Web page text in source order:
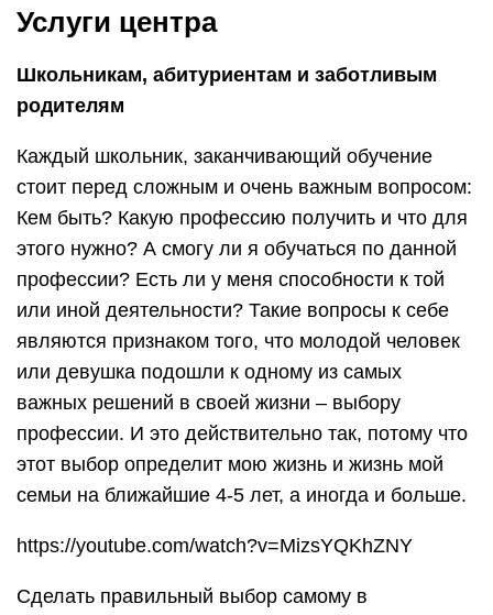
Услуги центра
Школьникам, абитуриентам и заботливым
родителям
Каждый школьник, заканчивающий обучение
стоит перед сложным и очень важным вопросом:
Кем быть? Какую профессию получить и что для
этого нужно? А смогу ли я обучаться по данной
профессии? Есть ли у меня способности к той
или иной деятельности? Такие вопросы к себе
являются признаком того, что молодой человек
или девушка подошли к одному из самых
важных решений в своей жизни – выбору
профессии. И это действительно так, потому что
этот выбор определит мою жизнь и жизнь мой
семьи на ближайшие 4-5 лет, а иногда и больше.
https://youtube.com/watch?v=MizsYQKhZNY
Сделать правильный выбор самому в